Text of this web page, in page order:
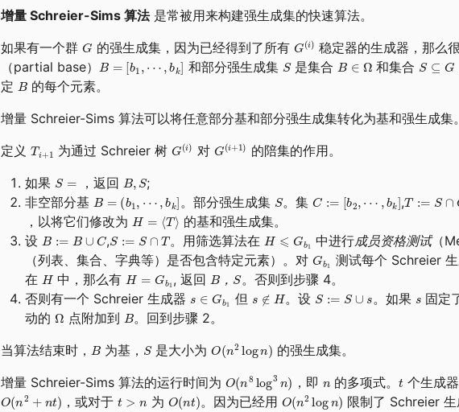
增量 Schreier-Sims 算法是常被用来构建强生成集的快速算法。
如果有一个群
的强生成集，因为已经得到了所有 稳定器的生成器，那么
（partial base）
和部分强生成集 是集合 和集合
定
的每个元素。
增量 Schreier-Sims 算法可以将任意部分基和部分强生成集转化为基和强生成集。
定义
为通过 Schreier 树 对
的陪集的作用。
如果
，返回
;
非空部分基
。部分强生成集 。集 ,
，以将它们修改为
的基和强生成集。
设
, 。用筛选算法在 中进行成员资格测试（
（列表、集合、字典等）是否包含特定元素）。对
测试每个 Schreier
在
中，那么有 , 返回 ，
。否则到步骤 4。
否则有一个 Schreier 生成器
但 。设 。如果 固定
动的
点附加到
。回到步骤 2。
当算法结束时，
为基， 是大小为
的强生成集。
增量 Schreier-Sims 算法的运行时间为
，即 的多项式。 个生成
，或对于
为 。因为已经用 限制了 Schreier